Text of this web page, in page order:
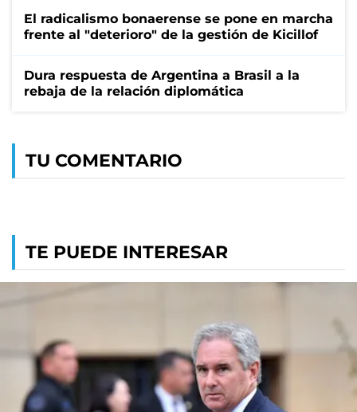
El radicalismo bonaerense se pone en marcha
frente al "deterioro" de la gestión de Kicillof
Dura respuesta de Argentina a Brasil a la
rebaja de la relación diplomática
TU COMENTARIO
TE PUEDE INTERESAR